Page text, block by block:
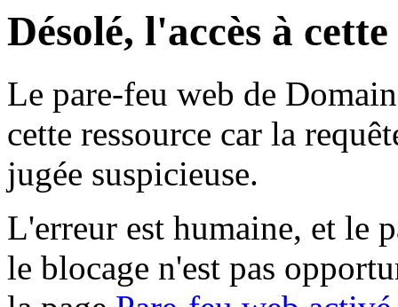
Désolé, l'accès à
Le pare-feu web de
cette ressource car la
jugée suspicieuse.
L'erreur est humaine, et le
le blocage n'est pas